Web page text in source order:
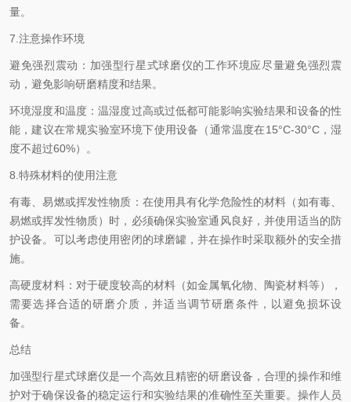
量。
7.注意操作环境
避免强烈震动：加强型行星式球磨仪的工作环境应尽量避免强烈震
动，避免影响研磨精度和结果。
环境湿度和温度：温湿度过高或过低都可能影响实验结果和设备的性
能，建议在常规实验室环境下使用设备（通常温度在15°C-30°C，湿
度不超过60%）。
8.特殊材料的使用注意
有毒、易燃或挥发性物质：在使用具有化学危险性的材料（如有毒、
易燃或挥发性物质）时，必须确保实验室通风良好，并使用适当的防
护设备。可以考虑使用密闭的球磨罐，并在操作时采取额外的安全措
施。
高硬度材料：对于硬度较高的材料（如金属氧化物、陶瓷材料等），
需要选择合适的研磨介质，并适当调节研磨条件，以避免损坏设
备。
总结
加强型行星式球磨仪是一个高效且精密的研磨设备，合理的操作和维
护对于确保设备的稳定运行和实验结果的准确性至关重要。操作人员